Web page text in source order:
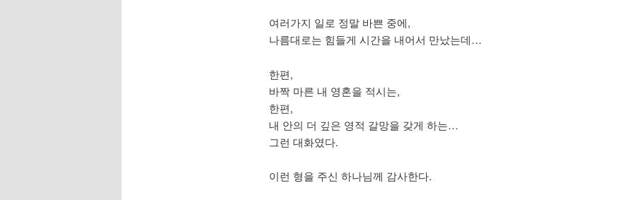
여러가지 일로 정말 바쁜 중에,
나름대로는 힘들게 시간을 내어서 만났는데…
한편,
바짝 마른 내 영혼을 적시는,
한편,
내 안의 더 깊은 영적 갈망을 갖게 하는…
그런 대화였다.
이런 형을 주신 하나님께 감사한다.